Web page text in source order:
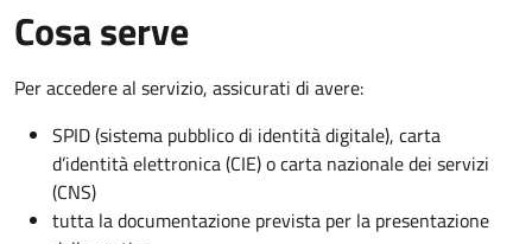
Cosa serve
Per accedere al servizio, assicurati di avere:
SPID (sistema pubblico di identità digitale), carta
d’identità elettronica (CIE) o carta nazionale dei servizi
(CNS)
tutta la documentazione prevista per la presentazione